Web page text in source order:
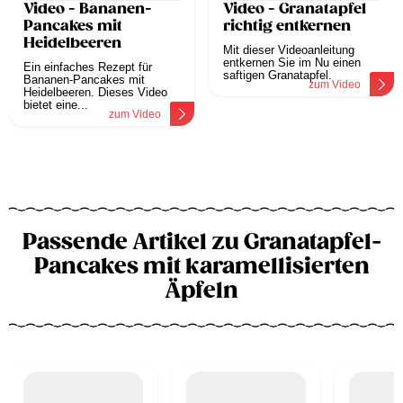
Video - Bananen-
Pancakes mit
Heidelbeeren
Ein einfaches Rezept für
Bananen-Pancakes mit
Heidelbeeren. Dieses Video
bietet eine...
zum Video
Video - Granatapfel
richtig entkernen
Mit dieser Videoanleitung
entkernen Sie im Nu einen
saftigen Granatapfel.
zum Video
Passende Artikel zu Granatapfel-
Pancakes mit karamellisierten
Äpfeln